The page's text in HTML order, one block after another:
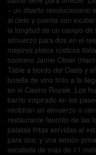
– un diseño revolucionario
al cielo y cuenta con
la longitud de un campo
almuerzo para dos en el
mejores platos rústicos
cocinero Jamie Oliver
Table a bordo del Oasis y
botella de vino tinto a la
en el Casino Royale. Los
barrio inspirado en los
recibirán un almuerzo o
restaurante favorito de las
patatas fritas servidas al
para dos; y una sesión
escalada de más de 11